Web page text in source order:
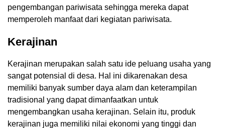
pengembangan pariwisata sehingga mereka dapat
memperoleh manfaat dari kegiatan pariwisata.
Kerajinan
Kerajinan merupakan salah satu ide peluang usaha yang
sangat potensial di desa. Hal ini dikarenakan desa
memiliki banyak sumber daya alam dan keterampilan
tradisional yang dapat dimanfaatkan untuk
mengembangkan usaha kerajinan. Selain itu, produk
kerajinan juga memiliki nilai ekonomi yang tinggi dan